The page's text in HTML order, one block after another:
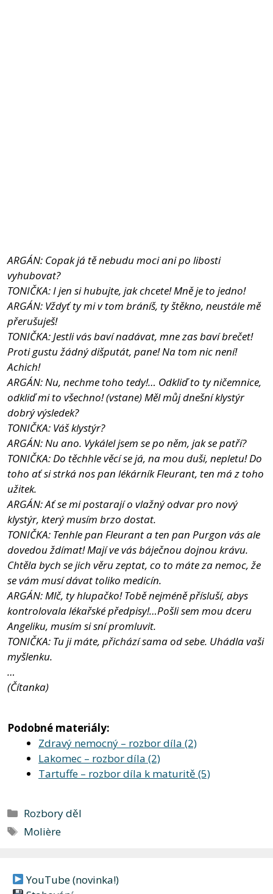
ARGÁN: Copak já tě nebudu moci ani po libosti
vyhubovat?
TONIČKA: I jen si hubujte, jak chcete! Mně je to jedno!
ARGÁN: Vždyť ty mi v tom bráníš, ty štěkno, neustále mě
přerušuješ!
TONIČKA: Jestli vás baví nadávat, mne zas baví brečet!
Proti gustu žádný dišputát, pane! Na tom nic není!
Achich!
ARGÁN: Nu, nechme toho tedy!… Odkliď to ty ničemnice,
odkliď mi to všechno! (vstane) Měl můj dnešní klystýr
dobrý výsledek?
TONIČKA: Váš klystýr?
ARGÁN: Nu ano. Vykálel jsem se po něm, jak se patří?
TONIČKA: Do těchhle věcí se já, na mou duši, nepletu! Do
toho ať si strká nos pan lékárník Fleurant, ten má z toho
užitek.
ARGÁN: Ať se mi postarají o vlažný odvar pro nový
klystýr, který musím brzo dostat.
TONIČKA: Tenhle pan Fleurant a ten pan Purgon vás ale
dovedou ždímat! Mají ve vás báječnou dojnou krávu.
Chtěla bych se jich věru zeptat, co to máte za nemoc, že
se vám musí dávat toliko medicín.
ARGÁN: Mlč, ty hlupačko! Tobě nejméně přísluší, abys
kontrolovala lékařské předpisy!…Pošli sem mou dceru
Angeliku, musím si sní promluvit.
TONIČKA: Tu ji máte, přichází sama od sebe. Uhádla vaši
myšlenku.
…
(Čítanka)
Podobné materiály:
Zdravý nemocný – rozbor díla (2)
Lakomec – rozbor díla (2)
Tartuffe – rozbor díla k maturitě (5)
Rubriky
Rozbory děl
Štítky
Molière
YouTube (novinka!)